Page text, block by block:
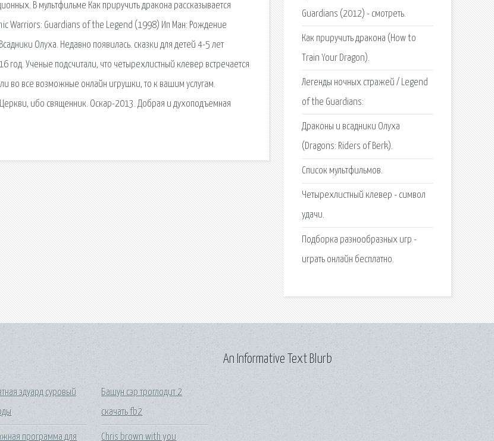
В мультфильме Как приручить дракона рассказывается
Warriors: Guardians of the Legend (1998) Ип Ман: Рождение
Олуха. Недавно появилась. сказки для детей 4-5 лет
Ученые подсчитали, что четырехлистный клевер встречается
во все возможные онлайн игрушки, то к вашим услугам.
ибо священник. Оскар-2013. Добрая и духоподъемная
Guardians (2012) - смотреть.
Как приручить дракона (How to
Train Your Dragon).
Легенды ночных стражей / Legend
of the Guardians:
Драконы и всадники Олуха
(Dragons: Riders of Berk).
Список мультфильмов.
Четырехлистный клевер - символ
удачи.
Подборка разнообразных игр -
играть онлайн бесплатно.
эдуард суровый
программа для
Башун сэр троглодит 2
скачать fb2
Chris brown with you
An Informative Text Blurb